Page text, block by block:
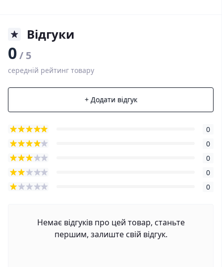
Відгуки
0/ 5
середній рейтинг товару
+ Додати відгук
0
0
0
0
0
Немає відгуків про цей товар, станьте
першим, залиште свій відгук.